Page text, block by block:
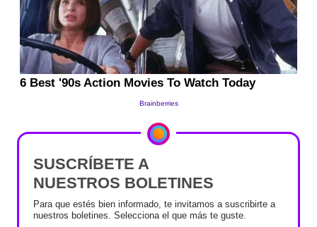
SUSCRÍBETE A
NUESTROS BOLETINES
Para que estés bien informado, te invitamos a suscribirte a
nuestros boletines. Selecciona el que más te guste.